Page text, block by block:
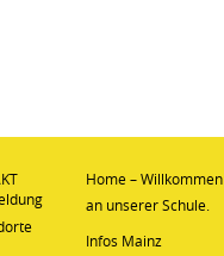
Home – Willkommen
an unserer Schule.
Infos Mainz